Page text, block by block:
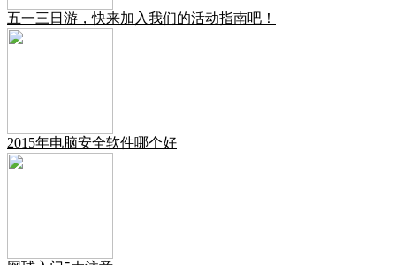
五一三日游，快来加入我们的活动指南吧！
2015年电脑安全软件哪个好